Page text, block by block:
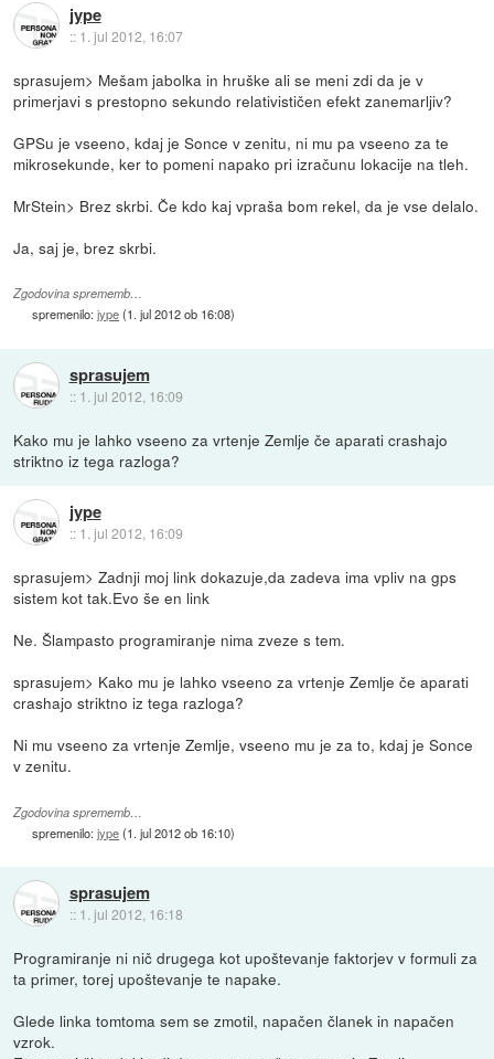
jype
:: 1. jul 2012, 16:07
sprasujem> Mešam jabolka in hruške ali se meni zdi da je v
primerjavi s prestopno sekundo relativističen efekt zanemarljiv?
GPSu je vseeno, kdaj je Sonce v zenitu, ni mu pa vseeno za te
mikrosekunde, ker to pomeni napako pri izračunu lokacije na tleh.
MrStein> Brez skrbi. Če kdo kaj vpraša bom rekel, da je vse delalo.
Ja, saj je, brez skrbi.
Zgodovina sprememb…
spremenilo:jype(1. jul 2012 ob 16:08)
sprasujem
:: 1. jul 2012, 16:09
Kako mu je lahko vseeno za vrtenje Zemlje če aparati crashajo
striktno iz tega razloga?
jype
:: 1. jul 2012, 16:09
sprasujem> Zadnji moj link dokazuje,da zadeva ima vpliv na gps
sistem kot tak.Evo še en link
Ne. Šlampasto programiranje nima zveze s tem.
sprasujem> Kako mu je lahko vseeno za vrtenje Zemlje če aparati
crashajo striktno iz tega razloga?
Ni mu vseeno za vrtenje Zemlje, vseeno mu je za to, kdaj je Sonce
v zenitu.
Zgodovina sprememb…
spremenilo:jype(1. jul 2012 ob 16:10)
sprasujem
:: 1. jul 2012, 16:18
Programiranje ni nič drugega kot upoštevanje faktorjev v formuli za
ta primer, torej upoštevanje te napake.
Glede linka tomtoma sem se zmotil, napačen članek in napačen
vzrok.